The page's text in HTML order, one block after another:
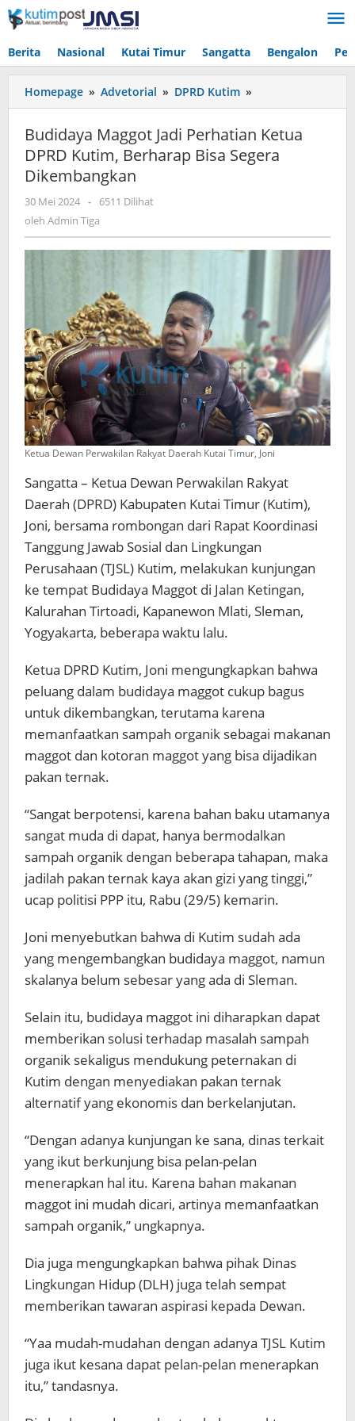
Lewati
ke
Berita Nasional Kutai Timur Sangatta Bengalon
Homepage » Advetorial » DPRD Kutim »
Maggot
Perhatian
Ketua
Segera
Budidaya Maggot Jadi Perhatian Ketua
DPRD Kutim, Berharap Bisa Segera
Dikembangkan
30 Mei 2024 oleh
Admin
Tiga
-
6511 Dilihat
oleh Admin Tiga
Ketua Dewan Perwakilan Rakyat Daerah Kutai Timur, Joni
Sangatta – Ketua Dewan Perwakilan Rakyat
Daerah (DPRD) Kabupaten Kutai Timur (Kutim),
Joni, bersama rombongan dari Rapat Koordinasi
Tanggung Jawab Sosial dan Lingkungan
Perusahaan (TJSL) Kutim, melakukan kunjungan
ke tempat Budidaya Maggot di Jalan Ketingan,
Kalurahan Tirtoadi, Kapanewon Mlati, Sleman,
Yogyakarta, beberapa waktu lalu.
Ketua DPRD Kutim, Joni mengungkapkan bahwa
peluang dalam budidaya maggot cukup bagus
untuk dikembangkan, terutama karena
memanfaatkan sampah organik sebagai makanan
maggot dan kotoran maggot yang bisa dijadikan
pakan ternak.
“Sangat berpotensi, karena bahan baku utamanya
sangat muda di dapat, hanya bermodalkan
sampah organik dengan beberapa tahapan, maka
jadilah pakan ternak kaya akan gizi yang tinggi,”
ucap politisi PPP itu, Rabu (29/5) kemarin.
Joni menyebutkan bahwa di Kutim sudah ada
yang mengembangkan budidaya maggot, namun
skalanya belum sebesar yang ada di Sleman.
Selain itu, budidaya maggot ini diharapkan dapat
memberikan solusi terhadap masalah sampah
organik sekaligus mendukung peternakan di
Kutim dengan menyediakan pakan ternak
alternatif yang ekonomis dan berkelanjutan.
“Dengan adanya kunjungan ke sana, dinas terkait
yang ikut berkunjung bisa pelan-pelan
menerapkan hal itu. Karena bahan makanan
maggot ini mudah dicari, artinya memanfaatkan
sampah organik,” ungkapnya.
Dia juga mengungkapkan bahwa pihak Dinas
Lingkungan Hidup (DLH) juga telah sempat
memberikan tawaran aspirasi kepada Dewan.
“Yaa mudah-mudahan dengan adanya TJSL Kutim
juga ikut kesana dapat pelan-pelan menerapkan
itu,” tandasnya.